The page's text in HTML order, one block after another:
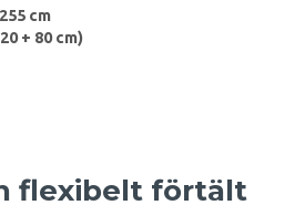
cm
+ 80 cm)
flexibelt förtält